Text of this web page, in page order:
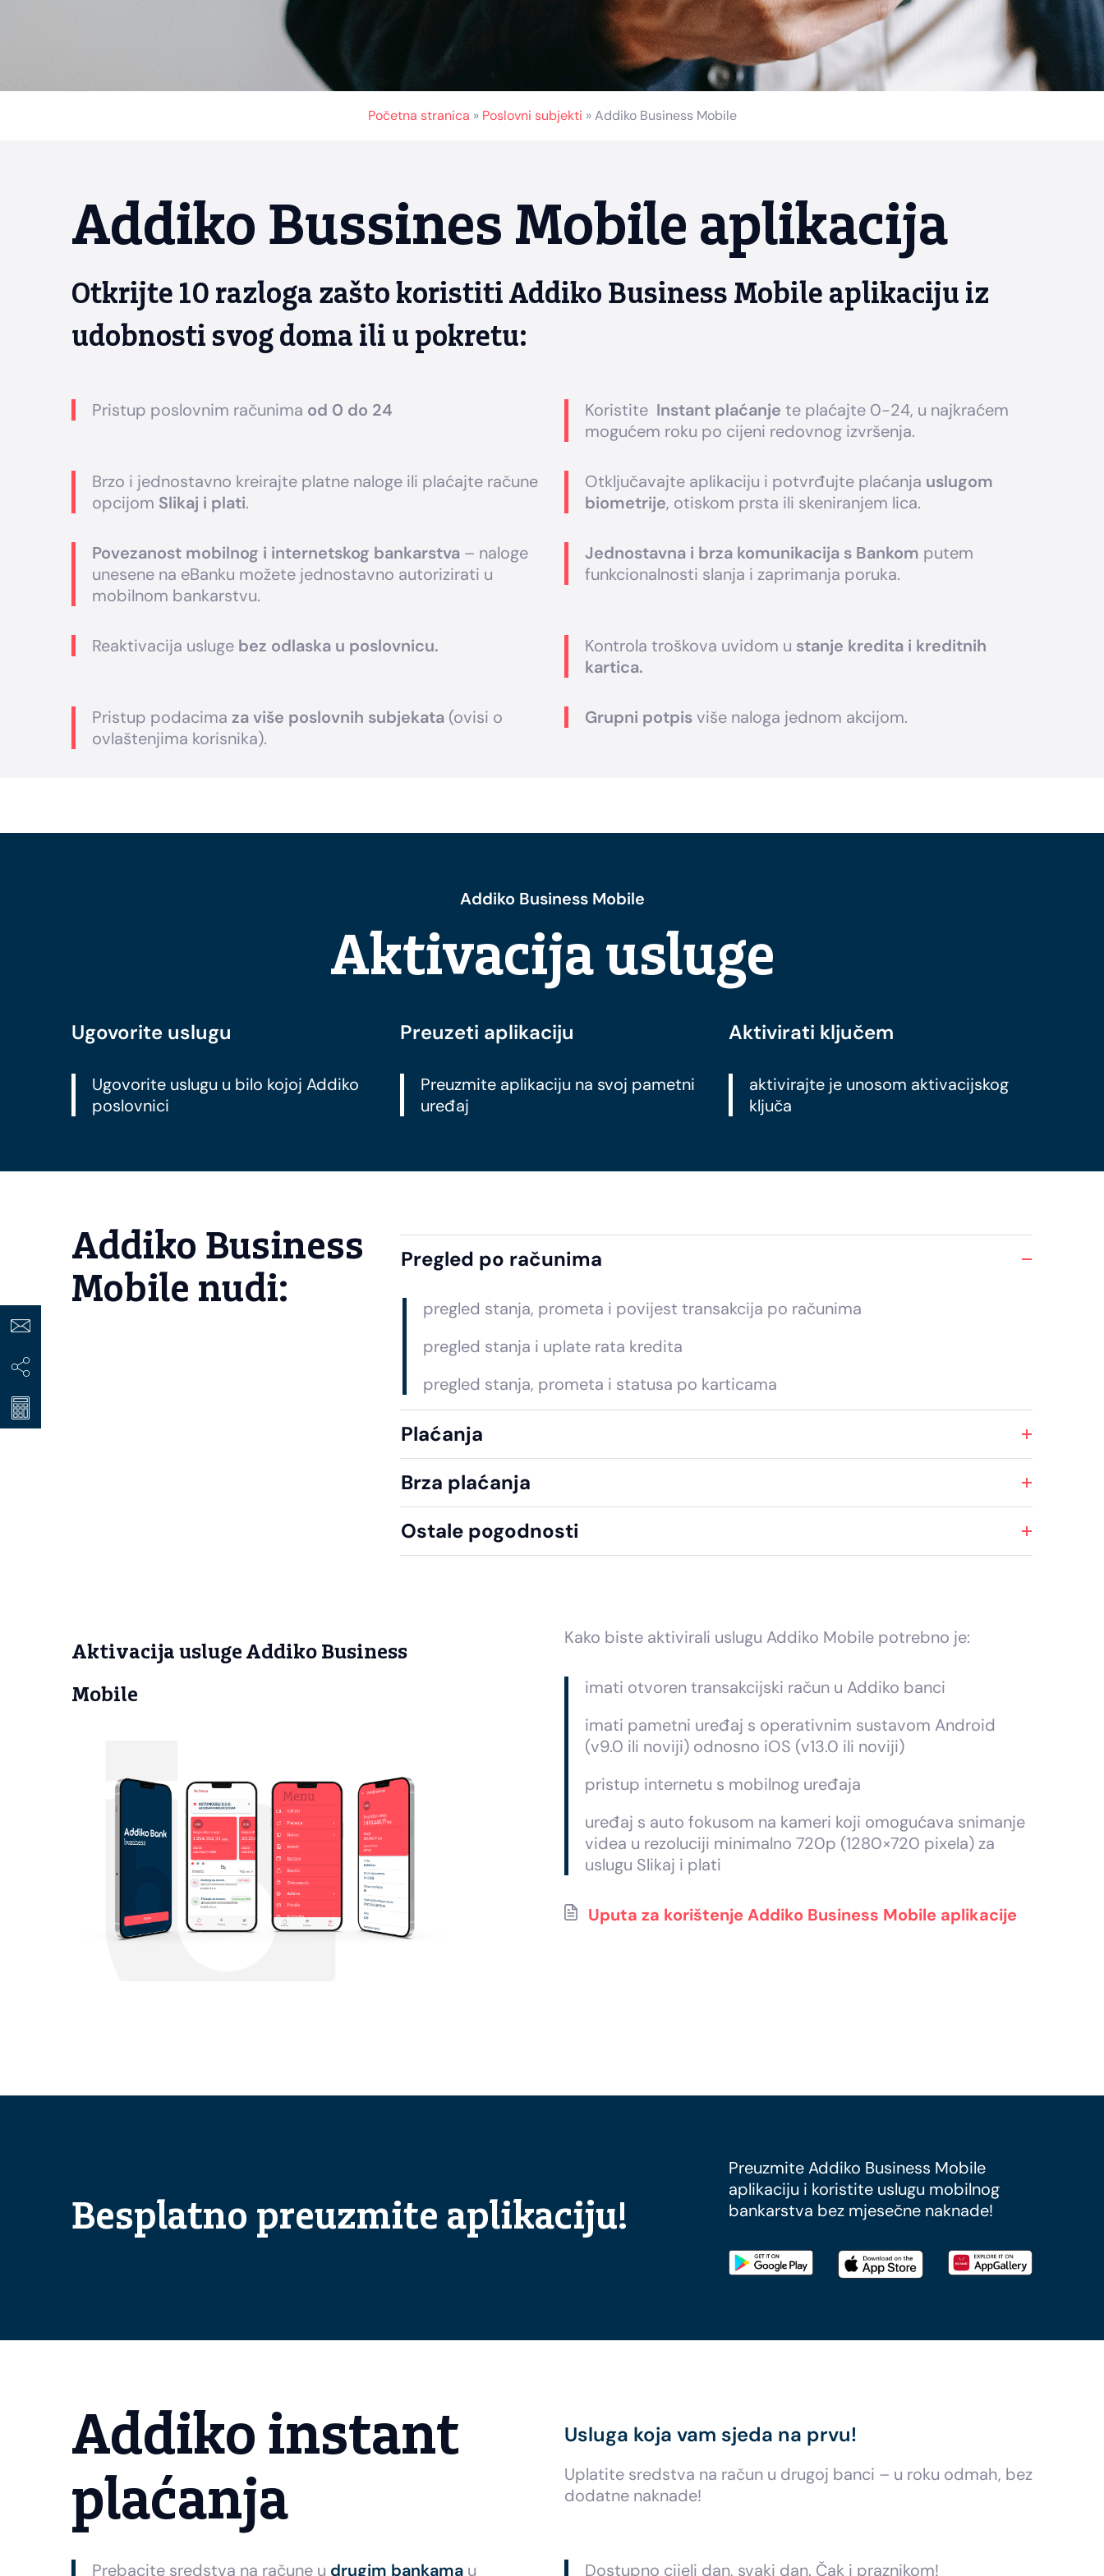
Početna stranica » Poslovni subjekti »Addiko Business Mobile
Addiko Bussines Mobile aplikacija
Otkrijte 10 razloga zašto koristiti Addiko Business Mobile aplikaciju iz
udobnosti svog doma ili u pokretu:
Pristup poslovnim računima od 0 do 24 Koristite Instant plaćanje te plaćajte 0-24, u najkraćem
mogućem roku po cijeni redovnog izvršenja.
Brzo i jednostavno kreirajte platne naloge ili plaćajte račune
opcijom Slikaj i plati.
Otključavajte aplikaciju i potvrđujte plaćanja uslugom
biometrije, otiskom prsta ili skeniranjem lica.
Povezanost mobilnog i internetskog bankarstva – naloge
unesene na eBanku možete jednostavno autorizirati u
mobilnom bankarstvu.
Jednostavna i brza komunikacija s Bankom putem
funkcionalnosti slanja i zaprimanja poruka.
Reaktivacija usluge bez odlaska u poslovnicu. Kontrola troškova uvidom u stanje kredita i kreditnih
kartica.
Pristup podacima za više poslovnih subjekata (ovisi o
ovlaštenjima korisnika).
Grupni potpisviše naloga jednom akcijom.
Addiko Business Mobile
Aktivacija usluge
Ugovorite uslugu
Ugovorite uslugu u bilo kojoj Addiko
poslovnici
Preuzeti aplikaciju
Preuzmite aplikaciju na svoj pametni
uređaj
Aktivirati ključem
aktivirajte je unosom aktivacijskog
ključa
Addiko Business
Mobile nudi:
Pregled po računima
pregled stanja, prometa i povijest transakcija po računima
pregled stanja i uplate rata kredita
pregled stanja, prometa i statusa po karticama
Plaćanja
Brza plaćanja
Ostale pogodnosti
Aktivacija usluge Addiko Business
Mobile
Kako biste aktivirali uslugu Addiko Mobile potrebno je:
imati otvoren transakcijski račun u Addiko banci
imati pametni uređaj s operativnim sustavom Android
(v9.0 ili noviji) odnosno iOS (v13.0 ili noviji)
pristup internetu s mobilnog uređaja
uređaj s auto fokusom na kameri koji omogućava snimanje
videa u rezoluciji minimalno 720p (1280×720 pixela) za
uslugu Slikaj i plati
Uputa za korištenje Addiko Business Mobile aplikacije
Besplatno preuzmite aplikaciju!
Preuzmite Addiko Business Mobile
aplikaciju i koristite uslugu mobilnog
bankarstva bez mjesečne naknade!
Addiko instant
plaćanja
Usluga koja vam sjeda na prvu!
Uplatite sredstva na račun u drugoj banci – u roku odmah, bez
dodatne naknade!
Prebacite sredstva na račune u drugim bankama u Dostupno cijeli dan, svaki dan. Čak i praznikom!